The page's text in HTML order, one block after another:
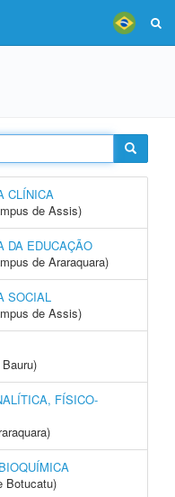
CLÍNICA
de Assis)
DA EDUCAÇÃO
de Araraquara)
SOCIAL
de Assis)
FÍSICO-
Botucatu)